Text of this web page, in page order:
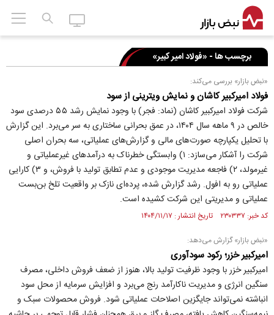
برچسب ها - «فولاد امیر کبیر»
«نبض بازار» بررسی می‌کند:
فولاد امیرکبیر کاشان و نمایش ویترینی از سود
شرکت فولاد امیرکبیر کاشان (نماد: فجر) با وجود نمایش رشد ۵۵ درصدی سود
خالص در ۹ ماهه سال ۱۴۰۴، در عمق بحرانی ساختاری به سر می‌برد. این گزارش
با تحلیل یکپارچه صورت‌های مالی و گزارش‌های عملیاتی، سه بحران اصلی
شرکت را آشکار می‌سازد: ۱) وابستگی خطرناک به درآمد‌های غیرعملیاتی و
غیرمولد، ۲) فاجعه مدیریت موجودی و عدم تطابق تولید با فروش، و ۳) کارایی
عملیاتی رو به افول. رشد گزارش شده، پرده‌ای نازک بر واقعیت تلخ بن‌بست
عملیاتی و مدیریتی این شرکت کشیده است.
کد خبر: ۲۳۰۳۳۷ تاریخ انتشار : ۱۴۰۴/۱۱/۱۷
«نبض بازار» گزارش می‌دهد:
امیرکبیر خزر؛ رکود سودآوری
امیرکبیر خزر با وجود ظرفیت تولید بالا، هنوز از ضعف فروش داخلی، مصرف
سنگین انرژی و مدیریت ناکارآمد رنج می‌برد و افزایش سرمایه از محل سود
انباشته نمی‌تواند جایگزین اصلاحات عملیاتی شود. فروش محصولات سبک و